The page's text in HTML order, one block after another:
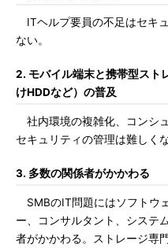
ITヘルプ要員の不足はセキ
ない。
2. モバイル端末と携帯型スト
けHDDなど）の普及
社内環境の複雑化、コンシ
セキュリティの管理は難しくな
3. 多数の関係者がかかわる
SMBのIT問題にはソフトウ
ー、コンサルタント、システ
者がかかわる。ストレージ専